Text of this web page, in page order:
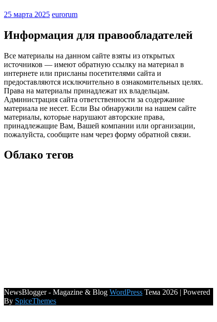
25 марта 2025 eurorum
Информация для правообладателей
Все материалы на данном сайте взяты из открытых
источников — имеют обратную ссылку на материал в
интернете или присланы посетителями сайта и
предоставляются исключительно в ознакомительных целях.
Права на материалы принадлежат их владельцам.
Администрация сайта ответственности за содержание
материала не несет. Если Вы обнаружили на нашем сайте
материалы, которые нарушают авторские права,
принадлежащие Вам, Вашей компании или организации,
пожалуйста, сообщите нам через форму обратной связи.
Облако тегов
NewsBlogger - Magazine & Blog WordPress Тема 2026 | Powered
By SpiceThemes